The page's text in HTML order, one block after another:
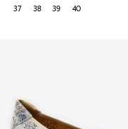
37 38 39 40